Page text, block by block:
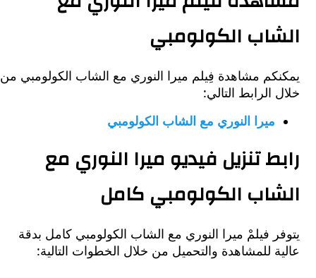
الكولومبي
مشاهدة فِيلم ميرا النوري مع الشاب الكولومبي من
التالي:
ميرا النوري مع الشاب الكولومبي
تنزيل فيديو ميرا النوري مع
الكولومبي كامل
فيلمْ ميرا النوري مع الشاب الكولومبي كامل بدقة
للمشاهدة والتحميل من خلال الخطوات التالية: